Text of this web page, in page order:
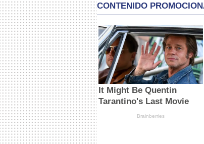
CONTENIDO
It Might Be Quentin
Tarantino's Last Movie
Brainberries